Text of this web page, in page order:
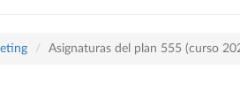
Asignaturas del plan 555 (curso